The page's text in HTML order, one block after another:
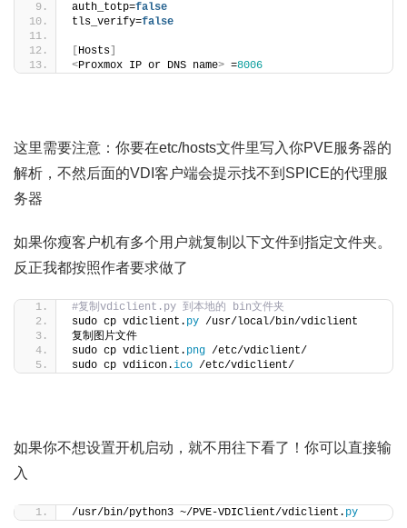
auth_totp=false
tls_verify=false
Hosts
<Proxmox IP or DNS name> =8006
这里需要注意：你要在etc/hosts文件里写入你PVE服务器的
解析，不然后面的VDI客户端会提示找不到SPICE的代理服
务器
如果你瘦客户机有多个用户就复制以下文件到指定文件夹。
反正我都按照作者要求做了
#复制vdiclient.py 到本地的 bin文件夹
sudo cp vdiclient. py /usr/local/bin/vdiclient
复制图片文件
sudo cp vdiclient. png /etc/vdiclient/
sudo cp vdiicon.ico /etc/vdiclient/
如果你不想设置开机启动，就不用往下看了！你可以直接输
入
/usr/bin/python3 ~/PVE-VDIClient/vdiclient. py